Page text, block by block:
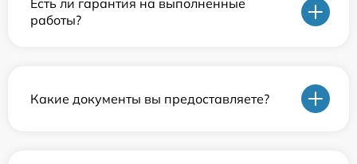
Есть ли гарантия на выполненные
работы?
Какие документы вы предоставляете?